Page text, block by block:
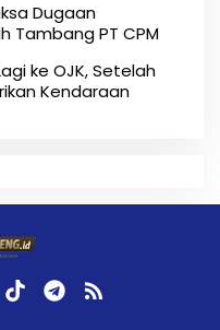
Dugaan
Tambang PT CPM
ke OJK, Setelah
Kendaraan